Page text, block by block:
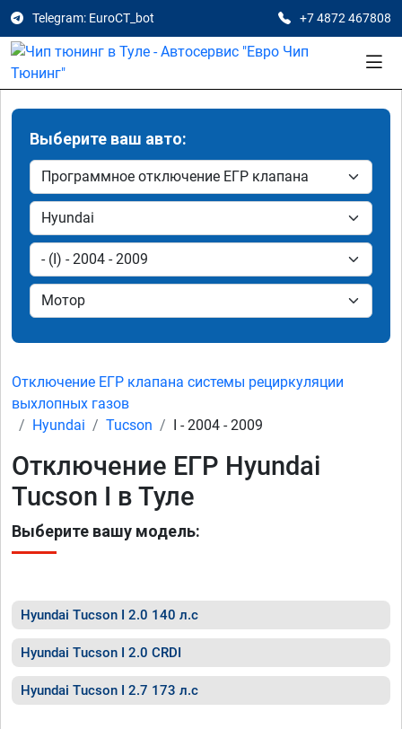
Telegram: EuroCT_bot +7 4872 467808
Выберите ваш авто:
Отключение ЕГР клапана системы рециркуляции
выхлопных газов
Hyundai
Tucson I - 2004 - 2009
Отключение ЕГР Hyundai
Tucson I в Туле
Выберите вашу модель:
Hyundai Tucson I 2.0 140 л.с
Hyundai Tucson I 2.0 CRDI
Hyundai Tucson I 2.7 173 л.с